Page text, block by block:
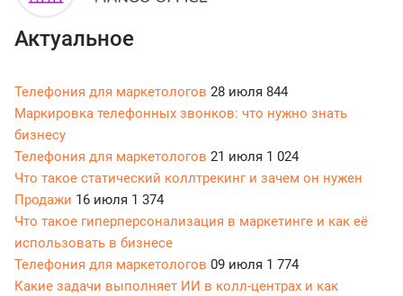
Актуальное
Телефония для маркетологов 28 июля 844
Маркировка телефонных звонков: что нужно знать
бизнесу
Телефония для маркетологов 21 июля 1 024
Что такое статический коллтрекинг и зачем он нужен
Продажи 16 июля 1 374
Что такое гиперперсонализация в маркетинге и как её
использовать в бизнесе
Телефония для маркетологов 09 июля 1 774
Какие задачи выполняет ИИ в колл-центрах и как